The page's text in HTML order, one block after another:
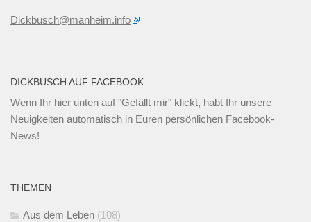
Dickbusch@manheim.info
DICKBUSCH AUF FACEBOOK
Wenn Ihr hier unten auf "Gefällt mir" klickt, habt Ihr unsere
Neuigkeiten automatisch in Euren persönlichen Facebook-
News!
THEMEN
Aus dem Leben (108)